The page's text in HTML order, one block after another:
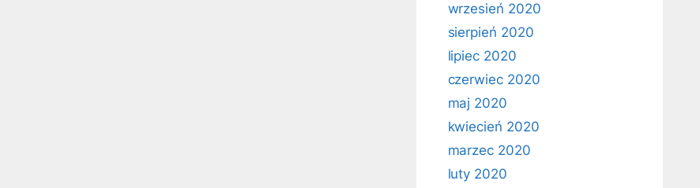
wrzesień 2020
sierpień 2020
lipiec 2020
czerwiec 2020
maj 2020
kwiecień 2020
marzec 2020
luty 2020